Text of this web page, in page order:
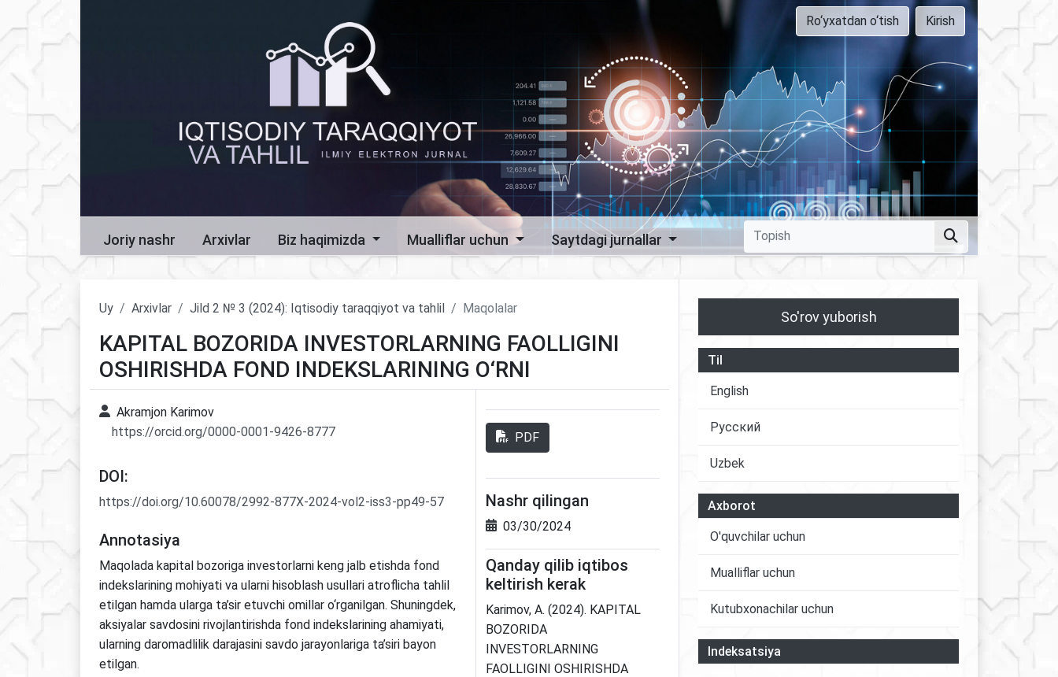
Ro‘yxatdan o‘tish Kirish
Joriy nashr Arxivlar Biz haqimizda Mualliflar uchun Saytdagi jurnallar
Uy Arxivlar Jild 2 № 3 (2024): Iqtisodiy taraqqiyot va tahlil Maqolalar
KAPITAL BOZORIDA INVESTORLARNING FAOLLIGINI
OSHIRISHDA FOND INDEKSLARINING O‘RNI
Akramjon Karimov
https://orcid.org/0000-0001-9426-8777
DOI:
https://doi.org/10.60078/2992-877X-2024-vol2-iss3-pp49-57
Annotasiya
Maqolada kapital bozoriga investorlarni keng jalb etishda fond
indekslarining mohiyati va ularni hisoblash usullari atroflicha tahlil
etilgan hamda ularga ta’sir etuvchi omillar o‘rganilgan. Shuningdek,
aksiyalar savdosini rivojlantirishda fond indekslarining ahamiyati,
ularning daromadlilik darajasini savdo jarayonlariga ta’siri bayon
etilgan.
PDF
Nashr qilingan
03/30/2024
Qanday qilib iqtibos
keltirish kerak
Karimov, A. (2024). KAPITAL
BOZORIDA
INVESTORLARNING
FAOLLIGINI OSHIRISHDA
So'rov yuborish
Til
English
Русский
Uzbek
Axborot
O'quvchilar uchun
Mualliflar uchun
Kutubxonachilar uchun
Indeksatsiya